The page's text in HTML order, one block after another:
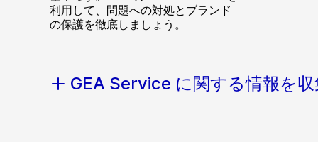
利用して、問題への対処とブランド
の保護を徹底しましょう。
GEA Service に関する情報を収